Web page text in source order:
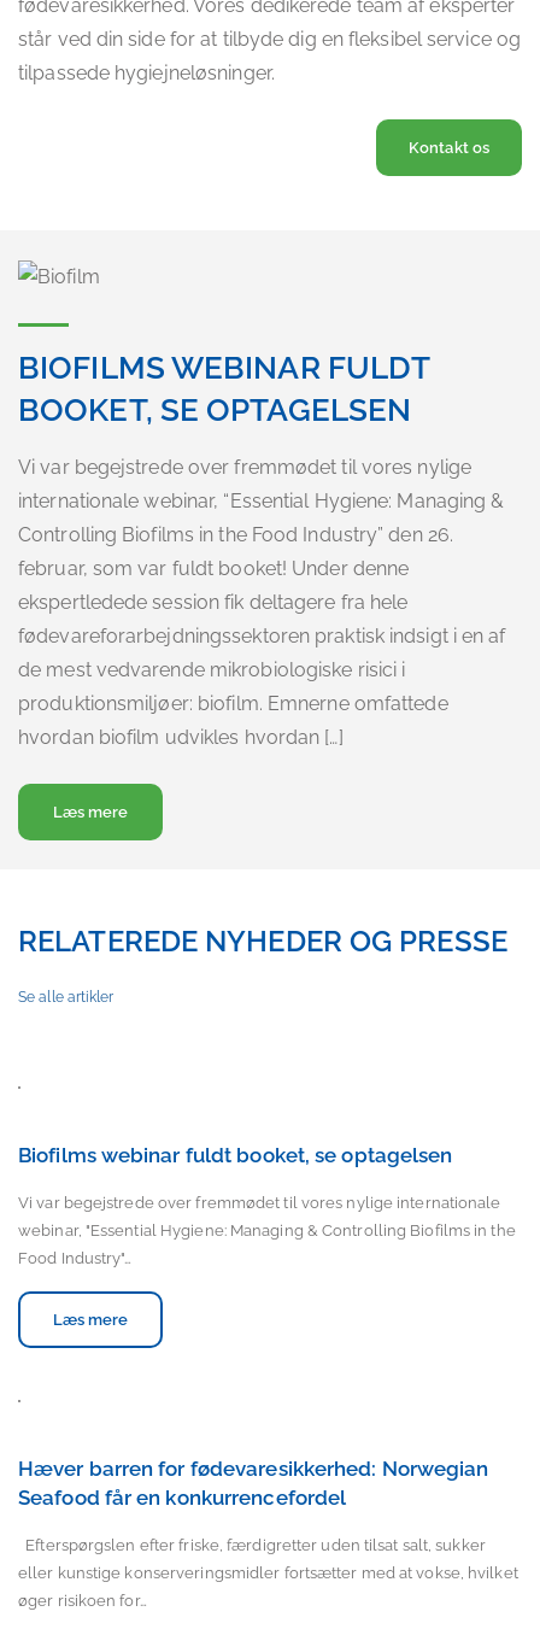
fødevaresikkerhed. Vores dedikerede team af eksperter
står ved din side for at tilbyde dig en fleksibel service og
tilpassede hygiejneløsninger.
Kontakt os
BIOFILMS WEBINAR FULDT
BOOKET, SE OPTAGELSEN
Vi var begejstrede over fremmødet til vores nylige
internationale webinar, “Essential Hygiene: Managing &
Controlling Biofilms in the Food Industry” den 26.
februar, som var fuldt booket! Under denne
ekspertledede session fik deltagere fra hele
fødevareforarbejdningssektoren praktisk indsigt i en af ​​
de mest vedvarende mikrobiologiske risici i
produktionsmiljøer: biofilm. Emnerne omfattede
hvordan biofilm udvikles hvordan […]
Læs mereabout Biofilms webinar fuldt booket, se optagelsen
RELATEREDE NYHEDER OG PRESSE
Se alle artikler
Biofilms webinar fuldt booket, se optagelsen
Vi var begejstrede over fremmødet til vores nylige internationale
webinar, "Essential Hygiene: Managing & Controlling Biofilms in the
Food Industry"…
Læs mere
Hæver barren for fødevaresikkerhed: Norwegian
Seafood får en konkurrencefordel
Efterspørgslen efter friske, færdigretter uden tilsat salt, sukker
eller kunstige konserveringsmidler fortsætter med at vokse, hvilket
øger risikoen for…